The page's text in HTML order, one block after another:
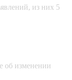
из них 5
об изменении